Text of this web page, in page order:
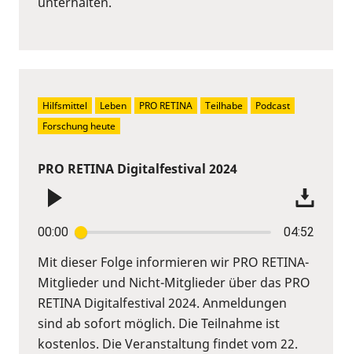
PRO RETINA Digitalfestival 2024
00:00 04:52
Mit dieser Folge informieren wir PRO RETINA-
Mitglieder und Nicht-Mitglieder über das PRO
RETINA Digitalfestival 2024. Anmeldungen
sind ab sofort möglich. Die Teilnahme ist
kostenlos. Die Veranstaltung findet vom 22.
Hilfsmittel Leben PRO RETINA Teilhabe
Podcast
Forschung heute